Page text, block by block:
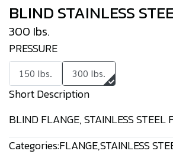
BLIND STAINLESS
300 Ibs.
PRESSURE
150 Ibs. 300 Ibs.
Short Description
BLIND FLANGE, STAINLESS STEEL
Categories:FLANGE,STAINLESS